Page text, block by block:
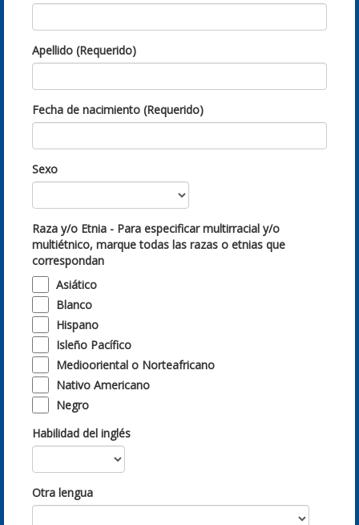
Apellido (Requerido)
Fecha de nacimiento (Requerido)
Sexo
Raza y/o Etnia - Para especificar multirracial y/o
multiétnico, marque todas las razas o etnias que
correspondan
Asiático
Blanco
Hispano
Isleño Pacífico
Mediooriental o Norteafricano
Nativo Americano
Negro
Habilidad del inglés
Otra lengua